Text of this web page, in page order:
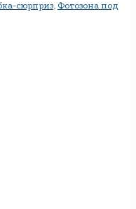
сюрприз, Фотозона под